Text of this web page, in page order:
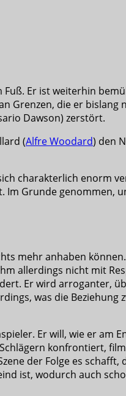
Er ist weiterhin
Grenzen, die er bislang
Dawson) zerstört.
(Alfre Woodard) den
charakterlich enorm
Grunde genommen,
mehr anhaben
allerdings nicht mit
Er wird arroganter,
was die Beziehung
Er will, wie er am
konfrontiert,
der Folge es
ist, wodurch auch